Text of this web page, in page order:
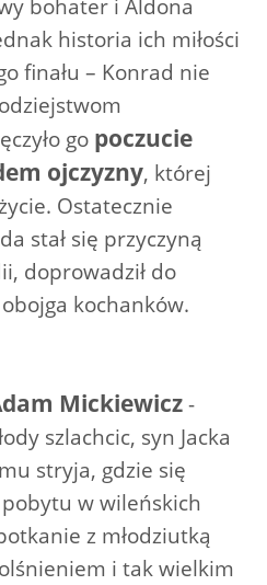
bohater i Aldona
historia ich miłości
finału – Konrad nie
go poczucie
ojczyzny, której
Ostatecznie
stał się przyczyną
doprowadził do
kochanków.
Mickiewicz-
szlachcic, syn Jacka
stryja, gdzie się
w wileńskich
z młodziutką
i tak wielkim